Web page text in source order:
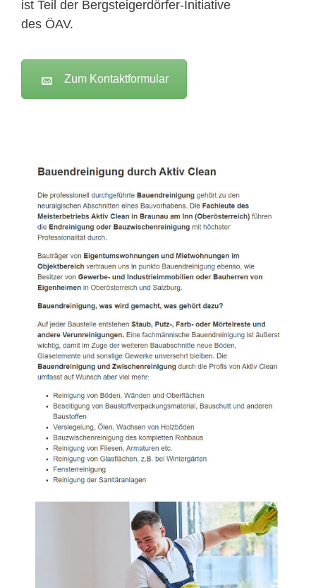
ist Teil der Bergsteigerdörfer-Initiative
des ÖAV.
Zum Kontaktformular